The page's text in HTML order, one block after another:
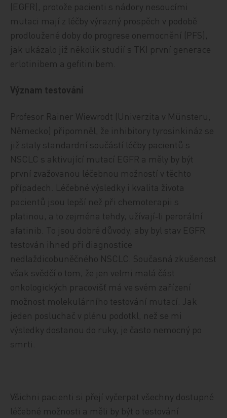
(EGFR), protože pacienti s nádory nesoucími
mutaci mají z léčby výrazný prospěch v podobě
prodloužené doby do progrese onemocnění (PFS),
jak ukázalo již několik studií s TKI první generace
erlotinibem a gefitinibem.
Význam testování
Profesor Rainer Wiewrodt (Univerzita v Münsteru,
Německo) připomněl, že inhibitory tyrosinkináz se
již staly standardní součástí léčby pacientů s
NSCLC s aktivující mutací EGFR a měly by být
první zvažovanou léčebnou možností v těchto
případech. Léčebné výsledky i kvalita života
pacientů jsou lepší než při chemoterapii s
platinou, a to zejména tehdy, užívají‑li perorální
afatinib. To jsou dobré důvody, aby byl stav EGFR
testován ihned při diagnostice
nedlaždicobuněčného NSCLC. Současná zkušenost
však svědčí o tom, že jen velmi malá část
onkologických pracovišť má ve svém zařízení
možnost molekulárního testování mutací. Jak
jeden posluchač v plénu podotkl, než se mi
výsledky dostanou do ruky, je často nemocný po
smrti.
Všichni pacienti si přejí vyčerpat všechny dostupné
léčebné možnosti a měli by být o testování